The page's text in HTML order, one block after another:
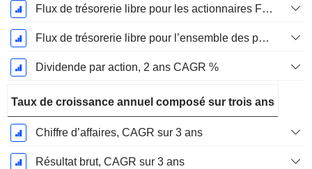
Flux de trésorerie libre pour les actionnaires FCFE, CAGR sur 2 ans
Flux de trésorerie libre pour l’ensemble des pourvoyeurs de fonds (créanciers et actionnaires) FCFF, CAGR sur 2 ans
Dividende par action, 2 ans CAGR %
Taux de croissance annuel composé sur trois ans
Chiffre d’affaires, CAGR sur 3 ans
Résultat brut, CAGR sur 3 ans